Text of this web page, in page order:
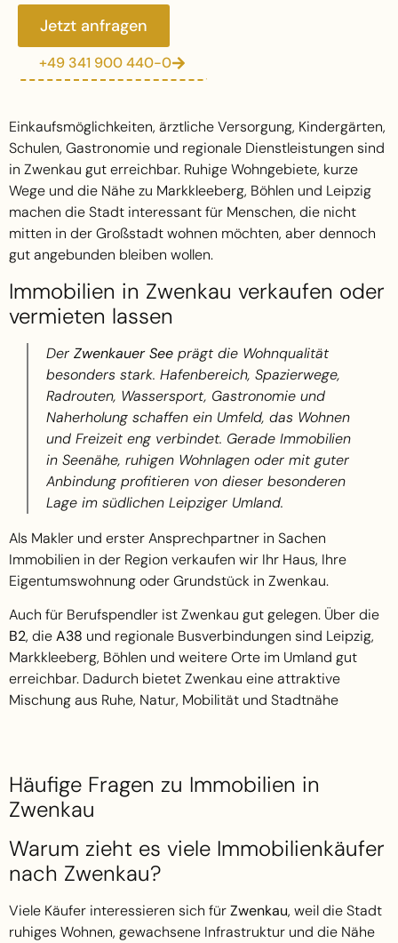
Jetzt anfragen
+49 341 900 440-0
Einkaufsmöglichkeiten, ärztliche Versorgung, Kindergärten,
Schulen, Gastronomie und regionale Dienstleistungen sind
in Zwenkau gut erreichbar. Ruhige Wohngebiete, kurze
Wege und die Nähe zu Markkleeberg, Böhlen und Leipzig
machen die Stadt interessant für Menschen, die nicht
mitten in der Großstadt wohnen möchten, aber dennoch
gut angebunden bleiben wollen.
Immobilien in Zwenkau verkaufen oder
vermieten lassen
Der Zwenkauer See prägt die Wohnqualität
besonders stark. Hafenbereich, Spazierwege,
Radrouten, Wassersport, Gastronomie und
Naherholung schaffen ein Umfeld, das Wohnen
und Freizeit eng verbindet. Gerade Immobilien
in Seenähe, ruhigen Wohnlagen oder mit guter
Anbindung profitieren von dieser besonderen
Lage im südlichen Leipziger Umland.
Als Makler und erster Ansprechpartner in Sachen
Immobilien in der Region verkaufen wir Ihr Haus, Ihre
Eigentumswohnung oder Grundstück in Zwenkau.
Auch für Berufspendler ist Zwenkau gut gelegen. Über die
B2, dieA38 und regionale Busverbindungen sind Leipzig,
Markkleeberg, Böhlen und weitere Orte im Umland gut
erreichbar. Dadurch bietet Zwenkau eine attraktive
Mischung aus Ruhe, Natur, Mobilität und Stadtnähe
Häufige Fragen zu Immobilien in
Zwenkau
Warum zieht es viele Immobilienkäufer
nach Zwenkau?
Viele Käufer interessieren sich fürZwenkau, weil die Stadt
ruhiges Wohnen, gewachsene Infrastruktur und die Nähe